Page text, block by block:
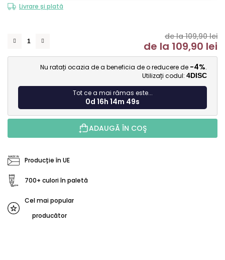
Livrare și plată
de la 109,90 lei
de la 109,90 lei
Nu ratați ocazia de a beneficia de o reducere de -4%.
Utilizați codul: 4DISC
Tot ce a mai rămas este...
0d 16h 14m 48s
ADAUGĂ ÎN COŞ
Producție în UE
700+ culori în paletă
Cel mai popular
producător